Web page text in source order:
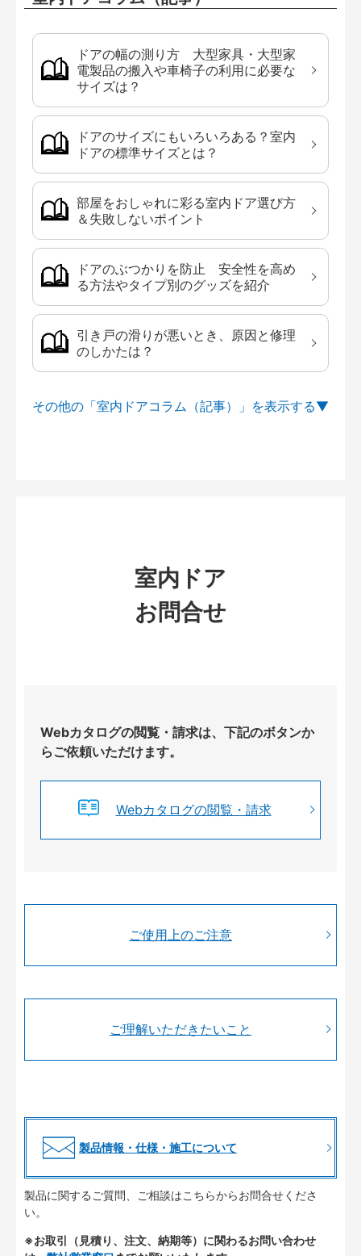
ドアの幅の測り方 大型家具・大型家
電製品の搬入や車椅子の利用に必要な
サイズは？
ドアのサイズにもいろいろある？室内
ドアの標準サイズとは？
部屋をおしゃれに彩る室内ドア選び方
＆失敗しないポイント
ドアのぶつかりを防止 安全性を高め
る方法やタイプ別のグッズを紹介
引き戸の滑りが悪いとき、原因と修理
のしかたは？
その他の「室内ドアコラム（記事）」を
室内ドア
お問合せ
Webカタログの閲覧・請求は、下記のボタンか
らご依頼いただけます。
Webカタログの閲覧・請求
ご使用上のご注意
ご理解いただきたいこと
製品情報・仕様・施工について
製品に関するご質問、ご相談はこちらからお問合せくださ
い。
※お取引（見積り、注文、納期等）に関わるお問い合わせ